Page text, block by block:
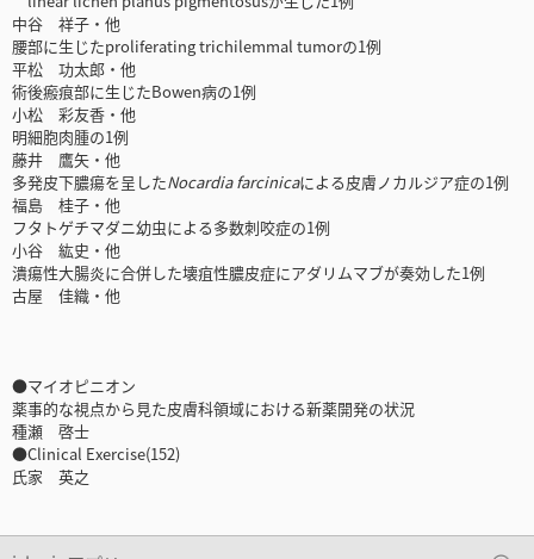
中谷 祥子・他
腰部に生じたproliferating trichilemmal tumorの1例
平松 功太郎・他
術後瘢痕部に生じたBowen病の1例
小松 彩友香・他
明細胞肉腫の1例
藤井 鷹矢・他
多発皮下膿瘍を呈したNocardia farcinicaによる皮膚ノカルジア症の1例
福島 桂子・他
フタトゲチマダニ幼虫による多数刺咬症の1例
小谷 紘史・他
潰瘍性大腸炎に合併した壊疽性膿皮症にアダリムマブが奏効した1例
古屋 佳織・他
●マイオピニオン
薬事的な視点から見た皮膚科領域における新薬開発の状況
種瀬 啓士
●Clinical Exercise(152)
氏家 英之